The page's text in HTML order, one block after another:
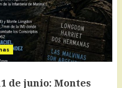
de junio: Montes